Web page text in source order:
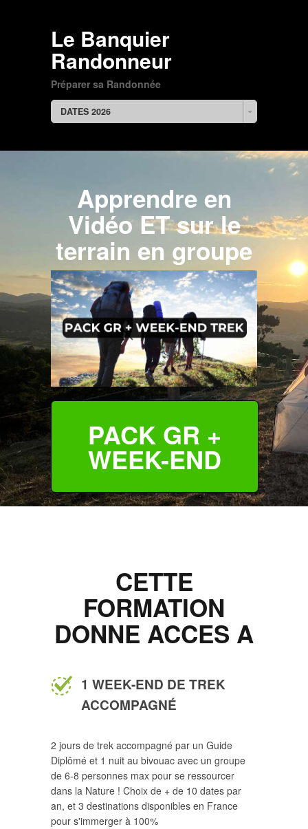
Le Banquier
Randonneur
Préparer sa Randonnée
DATES 2026
Apprendre en
Vidéo ET sur le
terrain en groupe
PACK GR +
WEEK-END
CETTE
FORMATION
DONNE ACCES A
1 WEEK-END DE TREK
ACCOMPAGNÉ
2 jours de trek accompagné par un Guide
Diplômé et 1 nuit au bivouac avec un groupe
de 6-8 personnes max pour se ressourcer
dans la Nature ! Choix de + de 10 dates par
an, et 3 destinations disponibles en France
pour s'immerger à 100%